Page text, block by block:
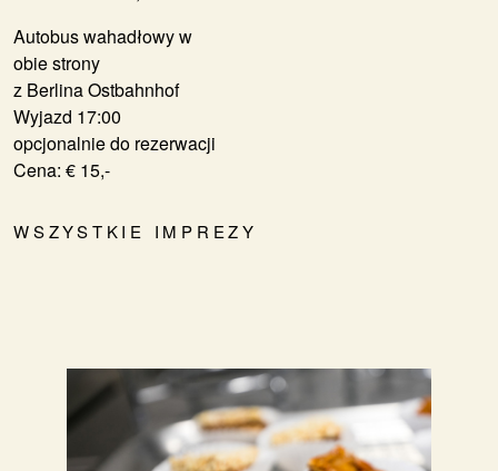
Autobus wahadłowy w
obie strony
z Berlina Ostbahnhof
Wyjazd 17:00
opcjonalnie do rezerwacji
​​​​​​​Cena: € 15,-
WSZYSTKIE IMPREZY